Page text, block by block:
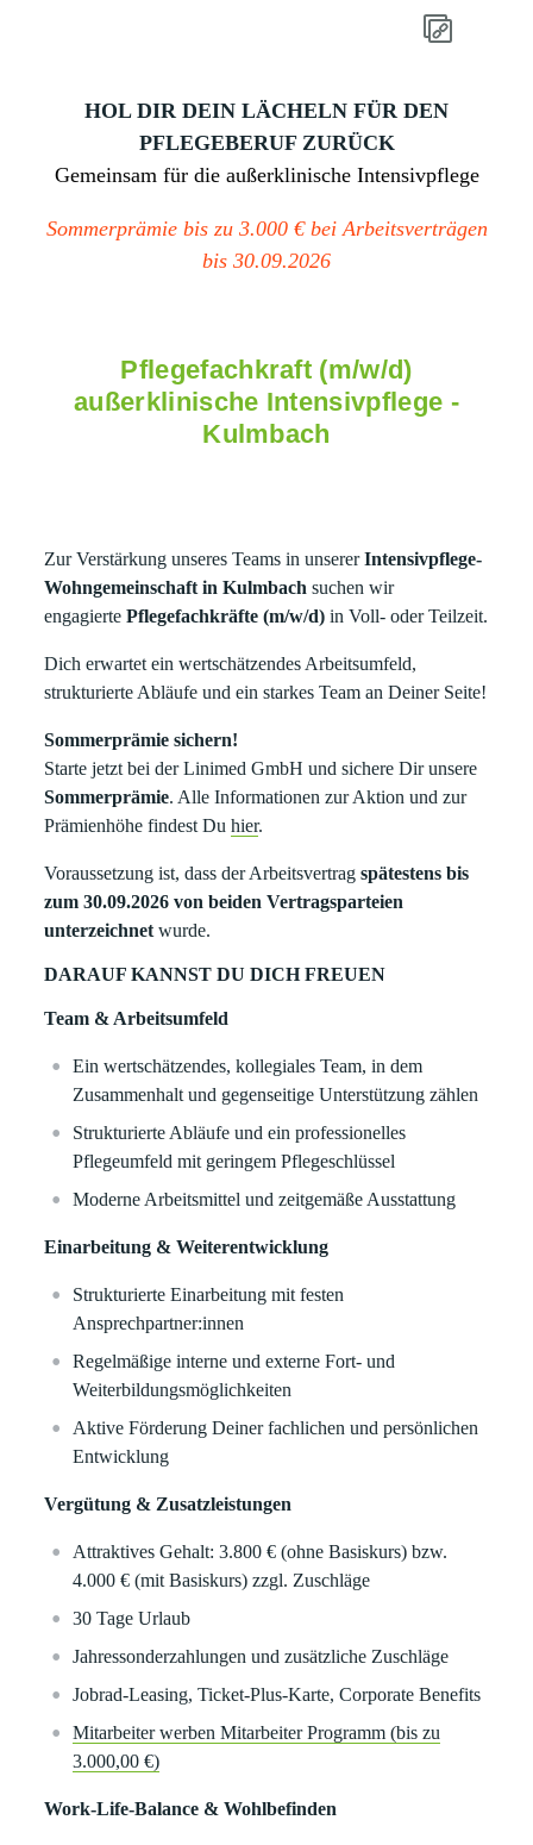
HOL DIR DEIN LÄCHELN FÜR DEN
PFLEGEBERUF ZURÜCK
Gemeinsam für die außerklinische Intensivpflege
Sommerprämie bis zu 3.000 € bei Arbeitsverträgen
bis 30.09.2026
Pflegefachkraft (m/w/d)
außerklinische Intensivpflege -
Kulmbach
Zur Verstärkung unseres Teams in unsererIntensivpflege-
Wohngemeinschaft in Kulmbach suchen wir
engagiertePflegefachkräfte (m/w/d) in Voll- oder Teilzeit.
Dich erwartet ein wertschätzendes Arbeitsumfeld,
strukturierte Abläufe und ein starkes Team an Deiner Seite!
Sommerprämie sichern!
Starte jetzt bei der Linimed GmbH und sichere Dir unsere
Sommerprämie. Alle Informationen zur Aktion und zur
Prämienhöhe findest Duhier.
Voraussetzung ist, dass der Arbeitsvertragspätestens bis
zum 30.09.2026 von beiden Vertragsparteien
unterzeichnet wurde.
DARAUF KANNST DU DICH FREUEN
Team & Arbeitsumfeld
Ein wertschätzendes, kollegiales Team, in dem
Zusammenhalt und gegenseitige Unterstützung zählen
Strukturierte Abläufe und ein professionelles
Pflegeumfeld mit geringem Pflegeschlüssel
Moderne Arbeitsmittel und zeitgemäße Ausstattung
Einarbeitung & Weiterentwicklung
Strukturierte Einarbeitung mit festen
Ansprechpartner:innen
Regelmäßige interne und externe Fort- und
Weiterbildungsmöglichkeiten
Aktive Förderung Deiner fachlichen und persönlichen
Entwicklung
Vergütung & Zusatzleistungen
Attraktives Gehalt: 3.800 € (ohne Basiskurs) bzw.
4.000 € (mit Basiskurs) zzgl. Zuschläge
30 Tage Urlaub
Jahressonderzahlungen und zusätzliche Zuschläge
Jobrad-Leasing, Ticket-Plus-Karte, Corporate Benefits
Mitarbeiter werben Mitarbeiter Programm (bis zu
3.000,00 €)
Work-Life-Balance & Wohlbefinden